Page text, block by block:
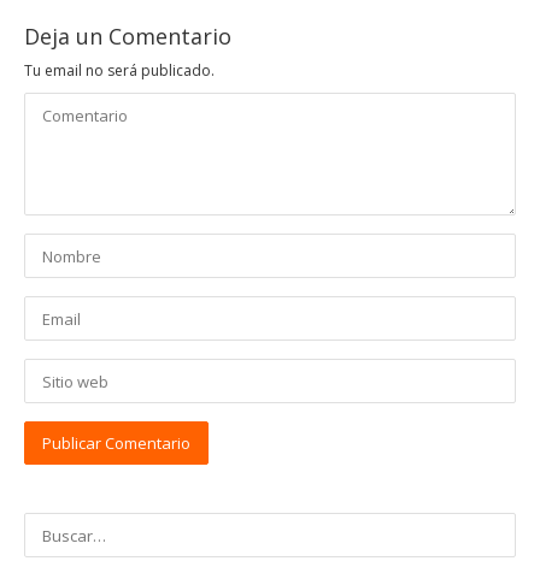
Deja un Comentario
Tu email no será publicado.